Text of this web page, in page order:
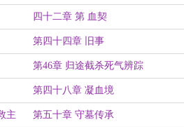
四十二章 第 血契
第四十四章 旧事
第46章 归途截杀死气辨踪
第四十八章 凝血境
主 第五十章 守墓传承